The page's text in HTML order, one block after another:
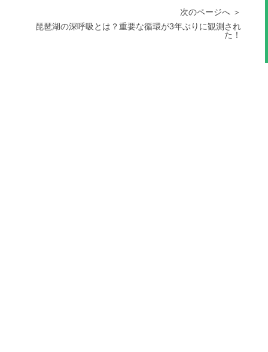
次のページへ ＞
琵琶湖の深呼吸とは？重要な循環が3年ぶりに観測され
た！